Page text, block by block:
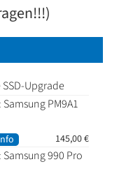
Upgrade
PM9A1
145,00€
Samsung 990 Pro